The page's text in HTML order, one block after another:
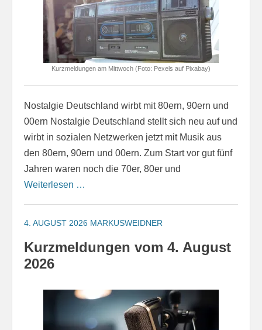
Kurzmeldungen am Mittwoch (Foto: Pexels auf Pixabay)
Nostalgie Deutschland wirbt mit 80ern, 90ern und
00ern Nostalgie Deutschland stellt sich neu auf und
wirbt in sozialen Netzwerken jetzt mit Musik aus
den 80ern, 90ern und 00ern. Zum Start vor gut fünf
Jahren waren noch die 70er, 80er und
Weiterlesen …
4. AUGUST 2026 MARKUSWEIDNER
Kurzmeldungen vom 4. August
2026